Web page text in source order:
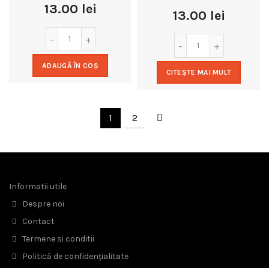
13.00 lei
ADAUGĂ ÎN COȘ
13.00 lei
CITEȘTE MAI MULT
1 2
Informatii utile
Despre noi
Contact
Termene si conditii
Politică de confidențialitate